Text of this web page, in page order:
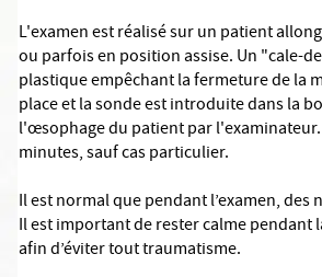
L'examen est réalisé sur un patient
ou parfois en position assise. Un "cale-
plastique empêchant la fermeture de la
place et la sonde est introduite dans la
l'œsophage du patient par l'examinateur.
minutes, sauf cas particulier.
Il est normal que pendant l’examen, des
Il est important de rester calme pendant
afin d’éviter tout traumatisme.